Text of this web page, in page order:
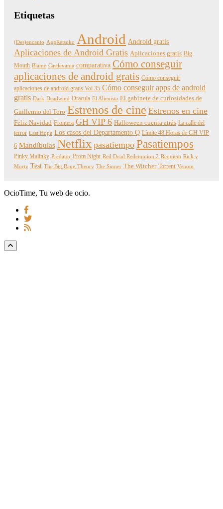
Etiquetas
(Des)encanto AggRetsuko Android Android gratis
Aplicaciones de Android Gratis Aplicaciones gratis Big
Mouth Blame Castlevania comparativa Cómo conseguir
aplicaciones de android gratis Cómo conseguir
aplicaciones de android gratis Vol 35 Cómo conseguir apps de android
gratis Dark Deadwind Dracula El Alienista El gabinete de curiosidades de
Guillermo del Toro Estrenos de cine Estrenos en cine
Feliz Navidad Frontera GH VIP 6 Halloween cuenta atrás La calle del
terror Last Hope Los casos del Departamento Q Límite 48 Horas de GH VIP
6 Mandíbulas Netflix pasatiempo Pasatiempos
Pinky Malinky Predator Prom Night Red Dead Redemption 2 Requiem Rick y
Morty Test The Big Bang Theory The Sinner The Witcher Torrent Venom
OcioTime, Tu web de ocio.